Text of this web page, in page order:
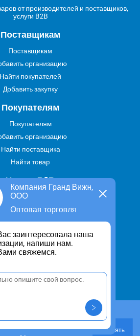
Компания Гранд Вижн,
ООО
Оптовая торговля
заинтересовала наша
напиши нам.
свяжемся.
Вы даете согласие на
cookies.
можете отказаться от
Принять
от производителей и поставщиков,
услуги B2B
Поставщикам
Поставщикам
организацию
Найти покупателей
Добавить закупку
Покупателям
Покупателям
организацию
Найти поставщика
Найти товар
Услуги В2В
Найти услугу
свою услугу
Дропшиппинг
услуги
Информация
конфиденциальности
Контакты